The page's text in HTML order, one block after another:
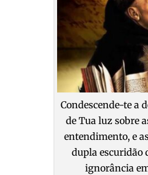
Condescende-te a
de Tua luz sobre
entendimento, e
dupla escuridão
ignorância